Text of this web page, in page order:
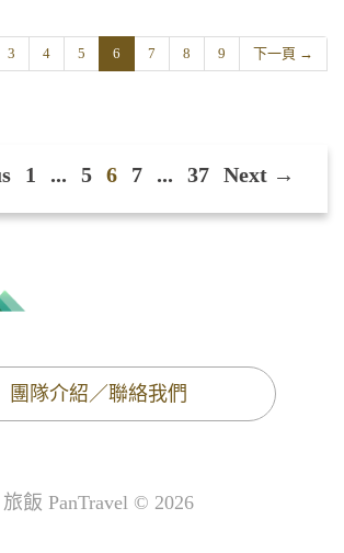
3 4 5 6 7 8 9 下一頁 →
1 ... 5 6 7 ... 37 Next →
團隊介紹／聯絡我們
旅飯 PanTravel © 2026